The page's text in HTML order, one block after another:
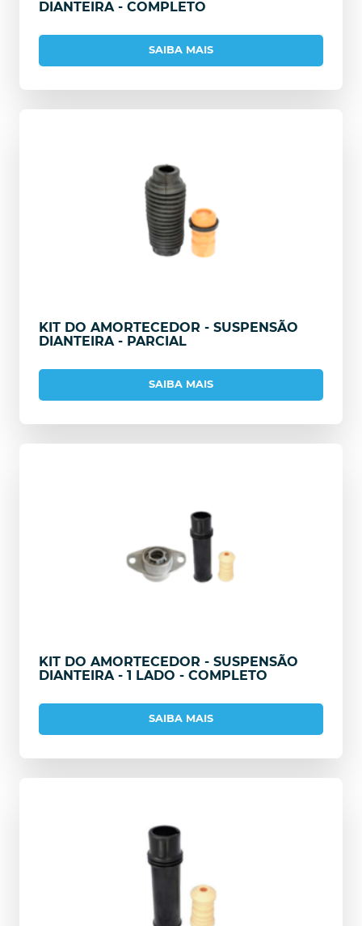
DIANTEIRA - COMPLETO
SAIBA MAIS
KIT DO AMORTECEDOR - SUSPENSÃO
DIANTEIRA - PARCIAL
SAIBA MAIS
KIT DO AMORTECEDOR - SUSPENSÃO
DIANTEIRA - 1 LADO - COMPLETO
SAIBA MAIS